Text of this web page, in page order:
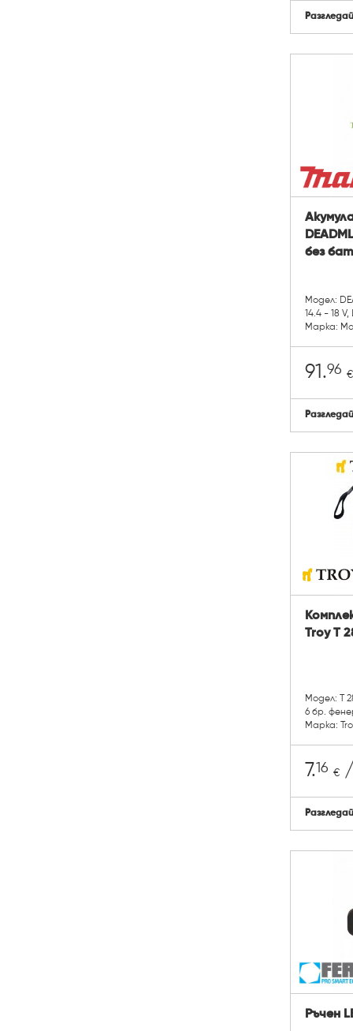
Разгледай
без
Модел:
14.4 - 18 V,
Марка:
91.96 €
Разгледай
Troy T
Модел: T
6 бр.
Марка:
7.16 €/
Разгледай
Ръчен